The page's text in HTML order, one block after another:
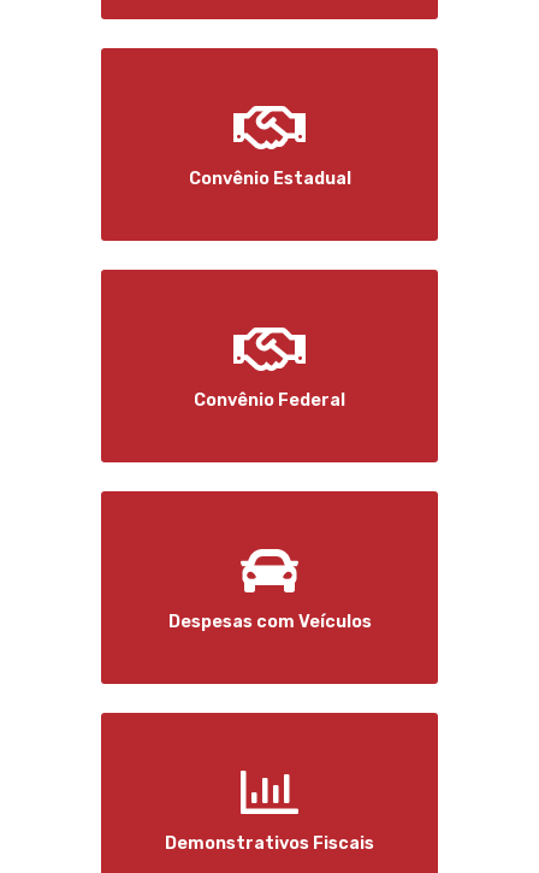
Convênio Estadual
Convênio Federal
Despesas com Veículos
Demonstrativos Fiscais